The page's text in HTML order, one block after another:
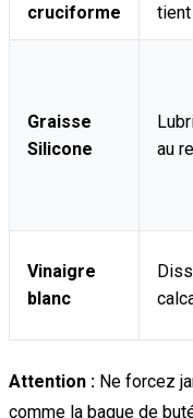
cruciforme
tient
Graisse
Silicone
au
Vinaigre
blanc
Attention : Ne forcez
comme la bague de